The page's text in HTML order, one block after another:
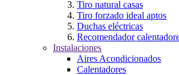
Tiro natural casas
Tiro forzado ideal aptos
Duchas eléctricas
Recomendador
Instalaciones
Aires Acondicionados
Calentadores